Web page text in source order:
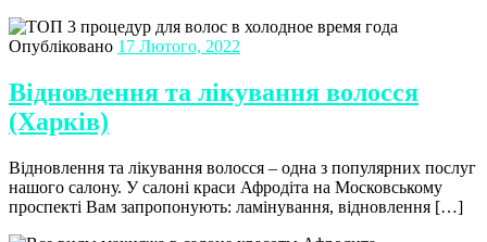
Опубліковано 17 Лютого, 2022
Відновлення та лікування волосся
(Харків)
Відновлення та лікування волосся – одна з популярних послуг
нашого салону. У салоні краси Афродіта на Московському
проспекті Вам запропонують: ламінування, відновлення […]